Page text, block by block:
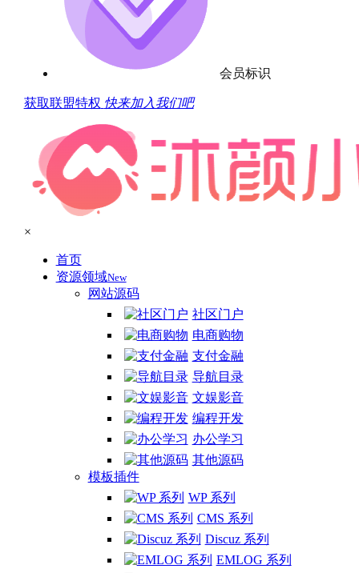
会员标识
获取联盟特权 快来加入我们吧
×
首页
资源领域New
网站源码
社区门户
电商购物
支付金融
导航目录
文娱影音
编程开发
办公学习
其他源码
模板插件
WP 系列
CMS 系列
Discuz 系列
EMLOG 系列